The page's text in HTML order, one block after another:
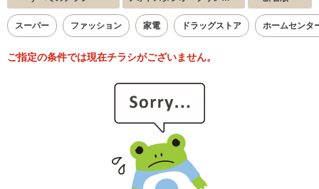
スーパー ファッション 家電 ドラッグストア ホームセンタ
ご指定の条件では現在チラシがございません。